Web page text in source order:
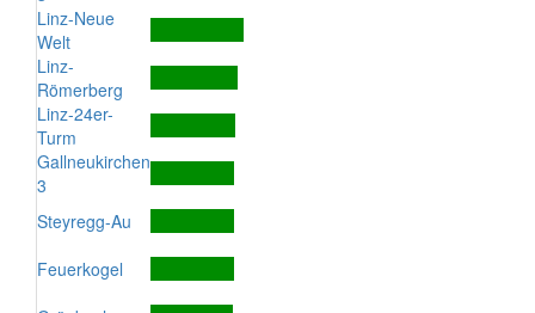
Linz-Neue
Welt
Linz-
Römerberg
Linz-24er-
Turm
Gallneukirchen
3
Steyregg-Au
Feuerkogel